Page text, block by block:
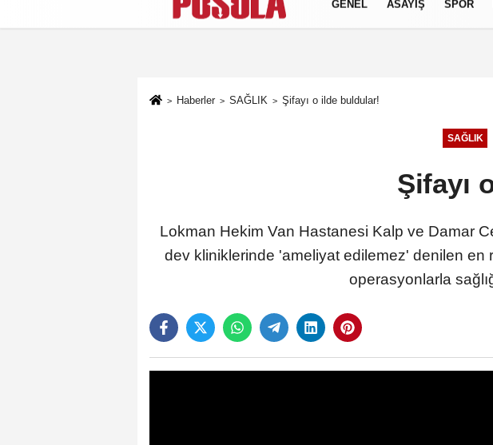
Künye İletişim Gizlilik Politikası
GENEL ASAYİŞ SPOR
Haberler SAĞLIK Şifayı o ilde buldular!
SAĞLIK
Şifayı
Lokman Hekim Van Hastanesi Kalp ve Damar
dev kliniklerinde 'ameliyat edilemez' denilen en
operasyonlarla